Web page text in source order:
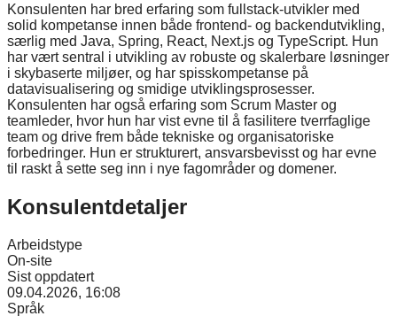
Konsulenten har bred erfaring som fullstack-utvikler med
solid kompetanse innen både frontend- og backendutvikling,
særlig med Java, Spring, React, Next.js og TypeScript. Hun
har vært sentral i utvikling av robuste og skalerbare løsninger
i skybaserte miljøer, og har spisskompetanse på
datavisualisering og smidige utviklingsprosesser.
Konsulenten har også erfaring som Scrum Master og
teamleder, hvor hun har vist evne til å fasilitere tverrfaglige
team og drive frem både tekniske og organisatoriske
forbedringer. Hun er strukturert, ansvarsbevisst og har evne
til raskt å sette seg inn i nye fagområder og domener.
Konsulentdetaljer
Arbeidstype
On-site
Sist oppdatert
09.04.2026, 16:08
Språk